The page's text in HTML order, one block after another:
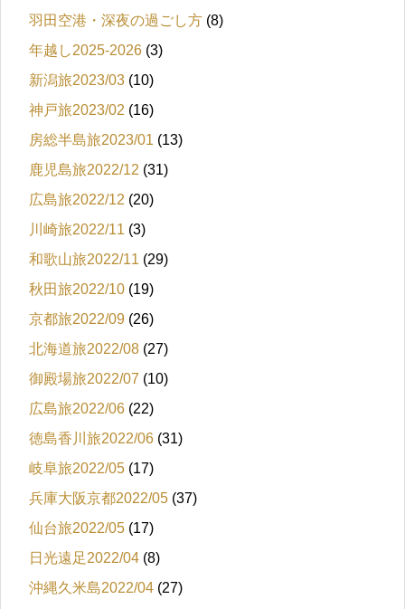
羽田空港・深夜の過ごし方 (8)
年越し2025-2026 (3)
新潟旅2023/03 (10)
神戸旅2023/02 (16)
房総半島旅2023/01 (13)
鹿児島旅2022/12 (31)
広島旅2022/12 (20)
川崎旅2022/11 (3)
和歌山旅2022/11 (29)
秋田旅2022/10 (19)
京都旅2022/09 (26)
北海道旅2022/08 (27)
御殿場旅2022/07 (10)
広島旅2022/06 (22)
徳島香川旅2022/06 (31)
岐阜旅2022/05 (17)
兵庫大阪京都2022/05 (37)
仙台旅2022/05 (17)
日光遠足2022/04 (8)
沖縄久米島2022/04 (27)